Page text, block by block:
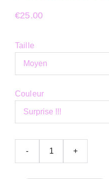
€25.00
Taille
Couleur
- +